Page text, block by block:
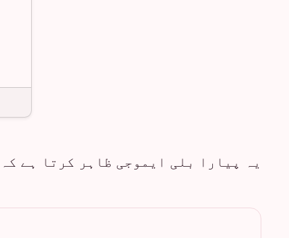
یہ پیارا بلی ایموجی ظاہر کرتا ہے